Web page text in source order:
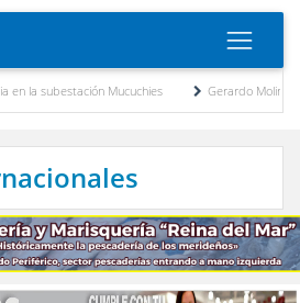
Mucuchies
Gerardo Molina: “El